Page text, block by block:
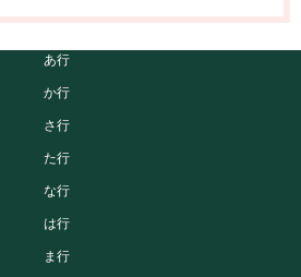
あ行
か行
さ行
た行
な行
は行
ま行